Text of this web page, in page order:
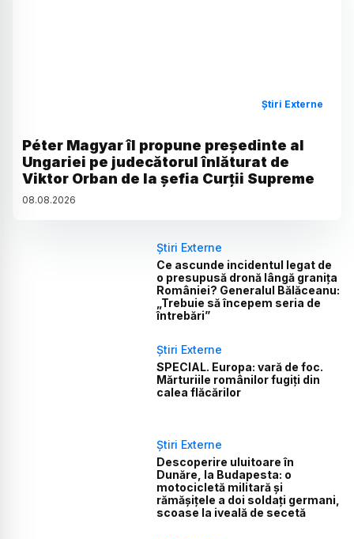
Știri Externe
Péter Magyar îl propune președinte al
Ungariei pe judecătorul înlăturat de
Viktor Orban de la șefia Curții Supreme
08.08.2026
Știri Externe
Ce ascunde incidentul legat de
o presupusă dronă lângă granița
României? Generalul Bălăceanu:
„Trebuie să începem seria de
întrebări”
Știri Externe
SPECIAL. Europa: vară de foc.
Mărturiile românilor fugiți din
calea flăcărilor
Știri Externe
Descoperire uluitoare în
Dunăre, la Budapesta: o
motocicletă militară și
rămășițele a doi soldați germani,
scoase la iveală de secetă